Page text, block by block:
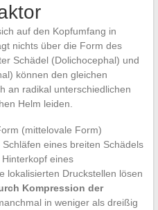
auf den Kopfumfang in
nichts über die Form des
Schädel (Dolichocephal) und
können den gleichen
an radikal unterschiedlichen
Helm leiden.
(mittelovale Form)
eines breiten Schädels
eines
lokalisierten Druckstellen lösen
Kompression der
in weniger als dreißig